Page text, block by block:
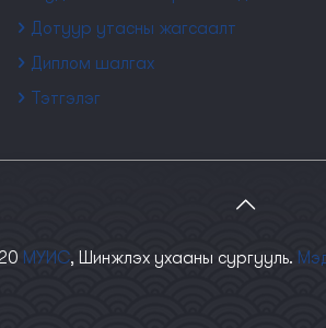
Дотуур утасны жагсаалт
Диплом шалгах
Тэтгэлэг
МУИС, Шинжлэх ухааны сургууль.